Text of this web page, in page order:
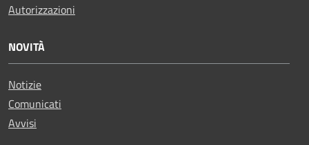
Autorizzazioni
NOVITÀ
Notizie
Comunicati
Avvisi